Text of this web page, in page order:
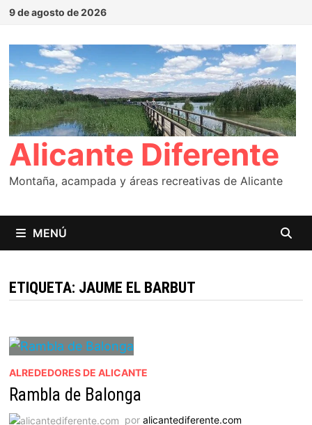
Saltar
contenido
9 de agosto de 2026
Alicante Diferente
Montaña, acampada y áreas recreativas de Alicante
MENÚ
ETIQUETA: JAUME EL BARBUT
ALREDEDORES DE ALICANTE
Rambla de Balonga
por alicantediferente.com